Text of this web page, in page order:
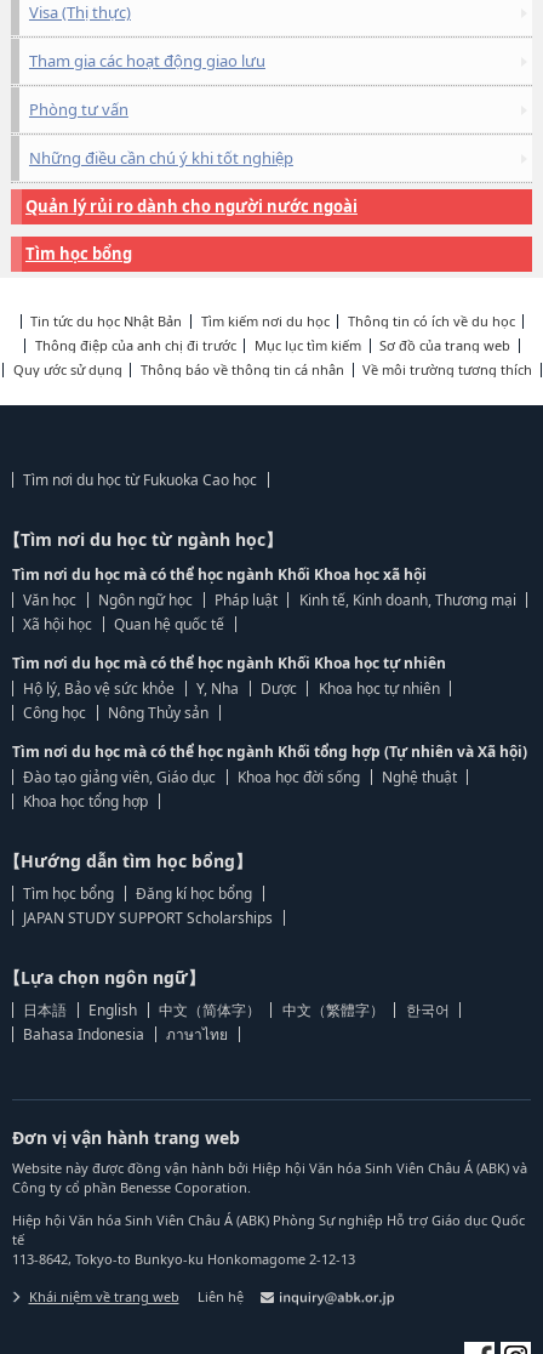
Visa (Thị thực)
Tham gia các hoạt động giao lưu
Phòng tư vấn
Những điều cần chú ý khi tốt nghiệp
Quản lý rủi ro dành cho người nước ngoài
Tìm học bổng
Tin tức du học Nhật Bản Tìm kiếm nơi du học
Thông tin có ích về du học
Thông điệp của anh chị đi trước
Mục lục tìm kiếm
Sơ đồ của trang web
Quy ước sử dụng
Thông báo về thông tin cá nhân Về môi trường tương thích
Tìm nơi du học từ Fukuoka Cao học
【Tìm nơi du học từ ngành học】
Tìm nơi du học mà có thể học ngành Khối Khoa học xã hội
Văn học
Ngôn ngữ học Pháp luật
Kinh tế, Kinh doanh, Thương mại
Xã hội học
Quan hệ quốc tế
Tìm nơi du học mà có thể học ngành Khối Khoa học tự nhiên
Hộ lý, Bảo vệ sức khỏe
Y, Nha Dược
Khoa học tự nhiên
Công học
Nông Thủy sản
Tìm nơi du học mà có thể học ngành Khối tổng hợp (Tự nhiên và Xã hội)
Đào tạo giảng viên, Giáo dục
Khoa học đời sống
Nghệ thuật
Khoa học tổng hợp
【Hướng dẫn tìm học bổng】
Tìm học bổng
Đăng kí học bổng
JAPAN STUDY SUPPORT Scholarships
【Lựa chọn ngôn ngữ】
日本語 English 中文（简体字） 中文（繁體字）
한국어
Bahasa Indonesia
ภาษาไทย
Đơn vị vận hành trang web
Website này được đồng vận hành bởi Hiệp hội Văn hóa Sinh Viên Châu Á (ABK) và
Công ty cổ phần Benesse Coporation.
Hiệp hội Văn hóa Sinh Viên Châu Á (ABK) Phòng Sự nghiệp Hỗ trợ Giáo dục Quốc
tế
113-8642, Tokyo-to Bunkyo-ku Honkomagome 2-12-13
Khái niệm về trang web Liên hệ